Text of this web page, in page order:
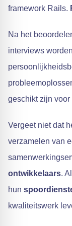
framework Rails.
Na het
interviews
geschikt zijn
Vergeet niet dat
verzamelen van
ontwikkelaars.
hun
kwaliteitswerk